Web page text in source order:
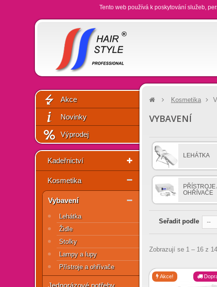
Tento web používá k poskytování služeb,
Akce
Novinky
Výprodej
Kadeřnictví
Kosmetika
Vybavení
Lehátka
Židle
Stolky
Lampy a lupy
Přístroje a ohřívače
Jednorázové potřeby
Kosmetika
VYBAVENÍ
LEHÁTKA
PŘÍSTROJE
OHŘÍVAČE
Seřadit podle --
Zobrazují se 1 – 16 z
Akce!